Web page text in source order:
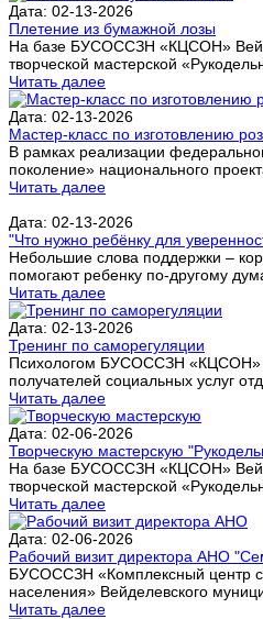
Дата: 02-13-2026
Плетение из бумажной лозы
На базе БУСОССЗН «КЦСОН»
творческой мастерской
Читать далее
Дата: 02-13-2026
Мастер-класс по изготовлению
В рамках реализации
поколение» национального
Читать далее
Дата: 02-13-2026
"Что нужно ребёнку для
Небольшие слова поддержки –
помогают ребенку по-другому
Читать далее
Дата: 02-13-2026
Тренинг по саморегуляции
Психологом БУСОССЗН «КЦСОН»
получателей социальных услуг
Читать далее
Дата: 02-06-2026
Творческую мастерскую
На базе БУСОССЗН «КЦСОН»
творческой мастерской
Читать далее
Дата: 02-06-2026
Рабочий визит директора АНО
БУСОССЗН «Комплексный центр
населения» Вейделевского
Читать далее